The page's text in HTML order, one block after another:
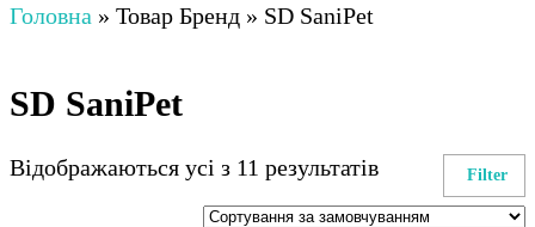
аксесуари та догляд за тваринами. Доставка по
Головна » Товар Бренд » SD SaniPet
SD SaniPet
Filter
Відображаються усі з 11 результатів